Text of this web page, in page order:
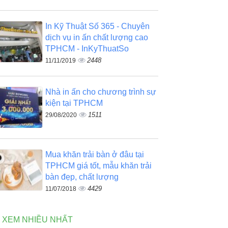
In Kỹ Thuật Số 365 - Chuyên
dịch vụ in ấn chất lượng cao
TPHCM - InKyThuatSo
11/11/2019 2448
Nhà in ấn cho chương trình sự
kiện tại TPHCM
29/08/2020 1511
Mua khăn trải bàn ở đâu tại
TPHCM giá tốt, mẫu khăn trải
bàn đẹp, chất lượng
11/07/2018 4429
XEM NHIỀU NHẤT